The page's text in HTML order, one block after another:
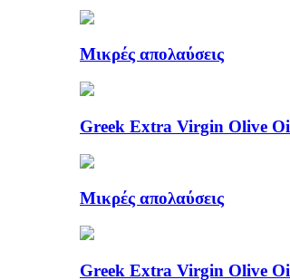
Μικρές απολαύσεις
Greek Extra Virgin
Μικρές απολαύσεις
Greek Extra Virgin